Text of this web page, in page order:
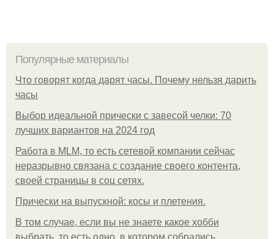
Популярные материалы
Что говорят когда дарят часы. Почему нельзя дарить
часы
Выбор идеальной прически с завесой челки: 70
лучших вариантов на 2024 год
Работа в MLM, то есть сетевой компании сейчас
неразрывно связана с создание своего контента,
своей страницы в соц сетях.
Прически на выпускной: косы и плетения.
В том случае, если вы не знаете какое хобби
выбрать, то есть одно, в котором собрались